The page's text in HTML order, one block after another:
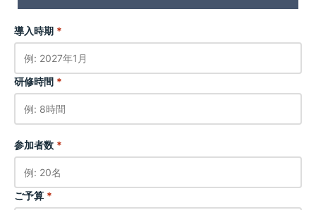
導入時期 *
研修時間 *
参加者数 *
ご予算 *